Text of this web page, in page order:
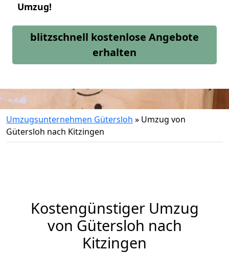
Umzug!
blitzschnell kostenlose Angebote
erhalten
Umzugsunternehmen Gütersloh » Umzug von
Gütersloh nach Kitzingen
Kostengünstiger Umzug
von Gütersloh nach
Kitzingen